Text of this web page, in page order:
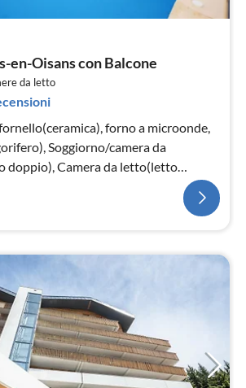
en-Oisans con Balcone
da letto
forno a microonde,
Soggiorno/camera da
doppio), Camera da letto(letto